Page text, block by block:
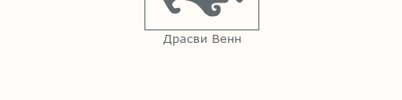
Драсви Венн